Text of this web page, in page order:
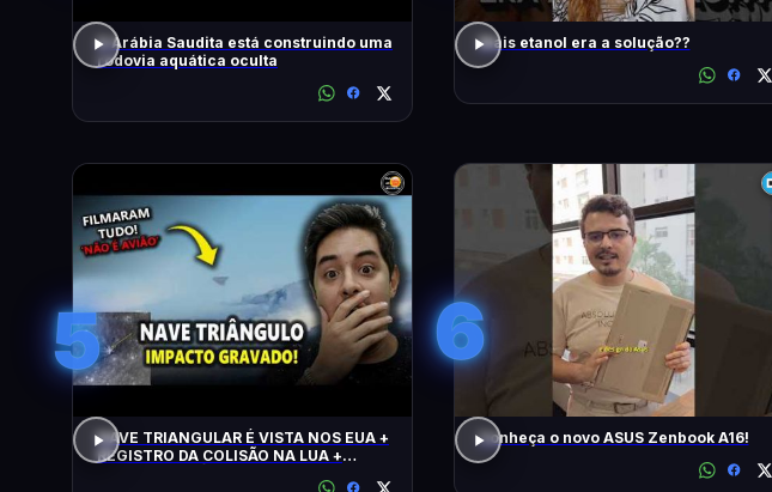
A Arábia Saudita está construindo uma
rodovia aquática oculta
Mais etanol era a solução??
5
NAVE TRIANGULAR É VISTA NOS EUA +
REGISTRO DA COLISÃO NA LUA +
6
Conheça o novo ASUS Zenbook A16!